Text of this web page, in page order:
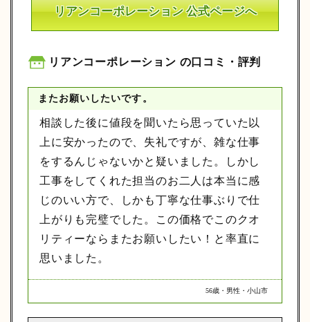
リアンコーポレーション 公式ページへ
リアンコーポレーション の口コミ・評判
またお願いしたいです。
相談した後に値段を聞いたら思っていた以
上に安かったので、失礼ですが、雑な仕事
をするんじゃないかと疑いました。しかし
工事をしてくれた担当のお二人は本当に感
じのいい方で、しかも丁寧な仕事ぶりで仕
上がりも完璧でした。この価格でこのクオ
リティーならまたお願いしたい！と率直に
思いました。
56歳・男性・小山市